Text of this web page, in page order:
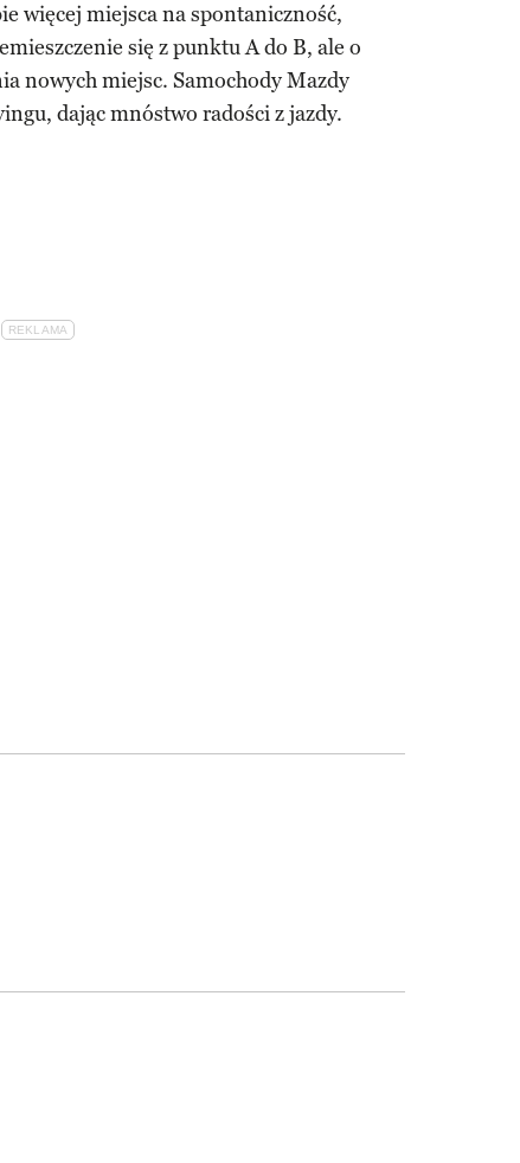
więcej miejsca na spontaniczność,
się z punktu A do B, ale o
nowych miejsc. Samochody Mazdy
dając mnóstwo radości z jazdy.